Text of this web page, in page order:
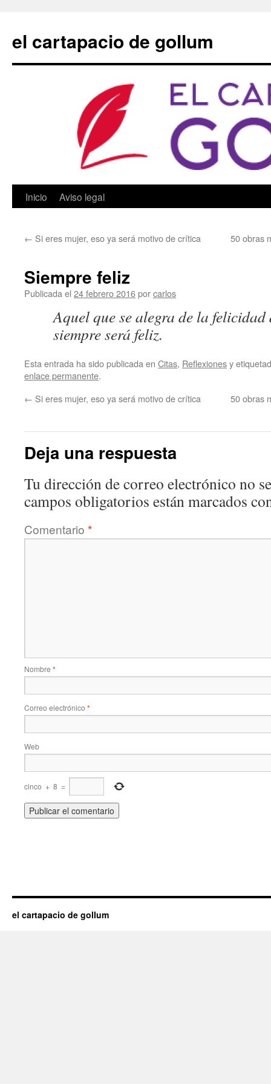
contenido
el cartapacio de gollum
Inicio Aviso legal
← Si eres mujer, eso ya será motivo de crítica 50 obras
Siempre feliz
Publicada el 24 febrero 2016porcarlos
Aquel que se alegra de la felicidad
siempre será feliz.
Esta entrada ha sido publicada en Citas, Reflexionesy
enlace permanente.
← Si eres mujer, eso ya será motivo de crítica 50 obras
Deja una respuesta
Tu dirección de correo electrónico no
campos obligatorios están marcados
Comentario *
Nombre *
Correo electrónico *
Web
cinco + 8 =
el cartapacio de gollum